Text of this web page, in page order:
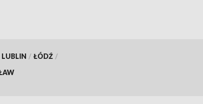
LUBLIN / ŁÓDŹ /